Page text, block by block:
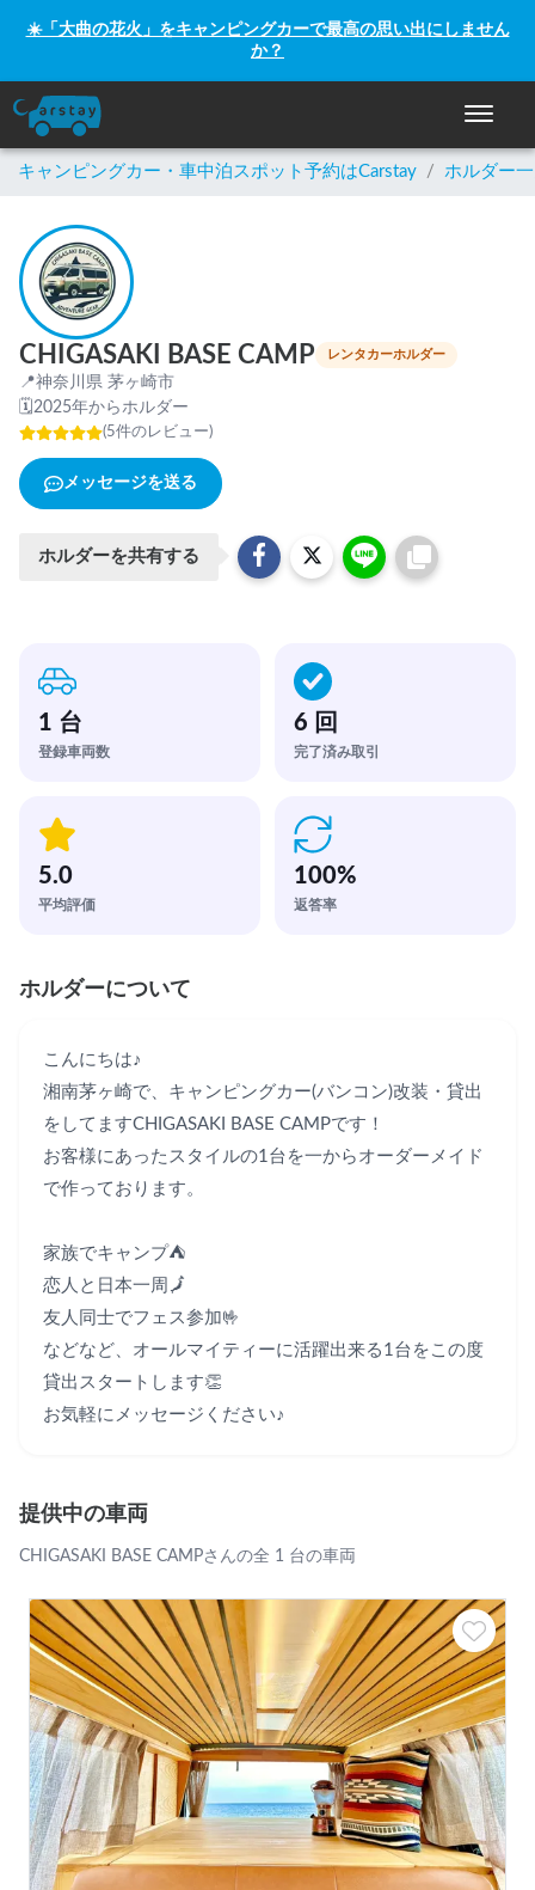
☀️「大曲の花火」をキャンピングカーで最高の思い出にしません
か？
ナビゲ
キャンピングカー・車中泊スポット予約はCarstay / ホルダー
CHIGASAKI BASE CAMP レンタカーホルダー
📍神奈川県 茅ヶ崎市
🗓2025年からホルダー
(5件のレビュー)
メッセージを送る
ホルダーを共有する
1 台
登録車両数
6 回
完了済み取引
5.0
平均評価
100%
返答率
ホルダーについて
こんにちは♪
湘南茅ヶ崎で、キャンピングカー(バンコン)改装・貸出
をしてますCHIGASAKI BASE CAMPです！
お客様にあったスタイルの1台を一からオーダーメイド
で作っております。
家族でキャンプ⛺️
恋人と日本一周🗾
友人同士でフェス参加🤟
などなど、オールマイティーに活躍出来る1台をこの度
貸出スタートします👏
お気軽にメッセージください♪
提供中の車両
CHIGASAKI BASE CAMPさんの全 1 台の車両